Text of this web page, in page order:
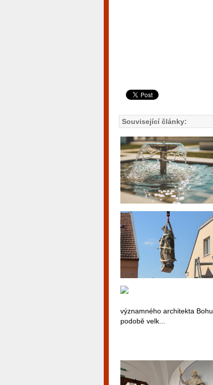
Související články:
významného architekta
podobě velk...